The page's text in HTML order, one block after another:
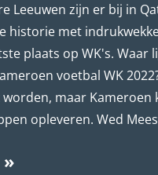
Leeuwen zijn er bij in
historie met
plaats op WK's. Waar
voetbal WK
maar Kameroen
opleveren. Wed
»